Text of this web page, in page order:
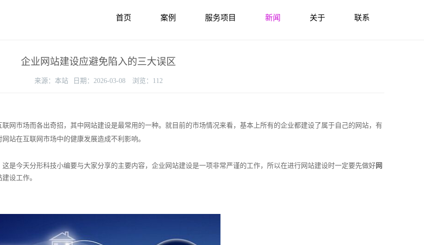
首页 案例 服务项目 新闻 关于 联系
企业网站建设应避免陷入的三大误区
来源： 本站 日期： 2026-03-08 浏览： 112
市场而各出奇招，其中网站建设是最常用的一种。就目前的市场情况来看，基本上所有的企业都建设了属于自己的网站，有
站在互联网市场中的健康发展造成不利影响。
今天分形科技小编要与大家分享的主要内容，企业网站建设是一项非常严谨的工作，所以在进行网站建设时一定要先做好 网
设工作。